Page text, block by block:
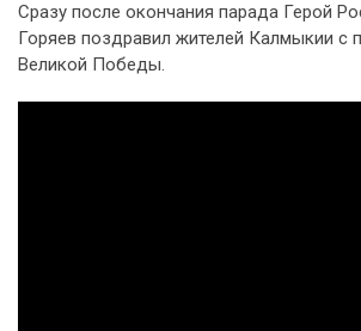
Сразу после окончания парада Герой
Горяев поздравил жителей Калмыкии с
Великой Победы.